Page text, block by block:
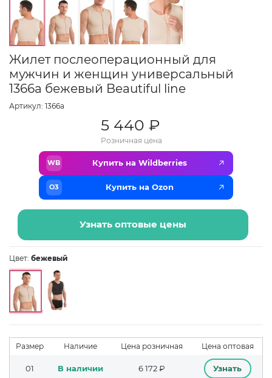
Жилет послеоперационный для
мужчин и женщин универсальный
1366а бежевый Beautiful line
Артикул: 1366а
5 440 ₽
Розничная цена
WB Купить на Wildberries
O3 Купить на Ozon
Узнать оптовые цены
Цвет: бежевый
Размер Наличие Цена розничная Цена оптовая
01 В наличии 6 172 ₽ Узнать